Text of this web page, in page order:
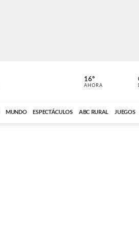
ABC CARDINAL
16º
AHORA
MUNDO ESPECTÁCULOS ABC RURAL JUEGOS